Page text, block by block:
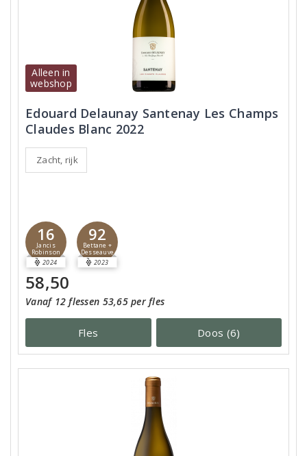
Alleen in
webshop
Edouard Delaunay Santenay Les Champs
Claudes Blanc 2022
Zacht, rijk
16
Jancis
Robinson
2024
92
Bettane +
Desseauve
2023
58,50
Vanaf 12 flessen 53,65 per fles
Fles Doos (6)